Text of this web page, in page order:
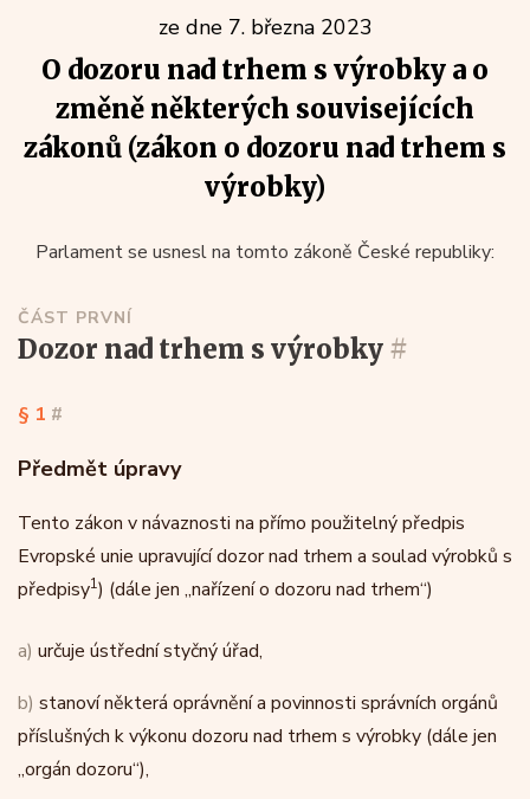
ze dne 7. března 2023
O dozoru nad trhem s výrobky a o
změně některých souvisejících
zákonů (zákon o dozoru nad trhem s
výrobky)
Parlament se usnesl na tomto zákoně České republiky:
ČÁST PRVNÍ
dozor nad trhem s výrobky #
§ 1 #
Předmět úpravy
Tento zákon v návaznosti na přímo použitelný předpis
Evropské unie upravující dozor nad trhem a soulad výrobků s
předpisy1) (dále jen „nařízení o dozoru nad trhem“)
a) určuje ústřední styčný úřad,
b) stanoví některá oprávnění a povinnosti správních orgánů
příslušných k výkonu dozoru nad trhem s výrobky (dále jen
„orgán dozoru“),